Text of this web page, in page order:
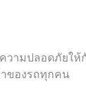
มปลอดภัยให้
ของรถทุกคน